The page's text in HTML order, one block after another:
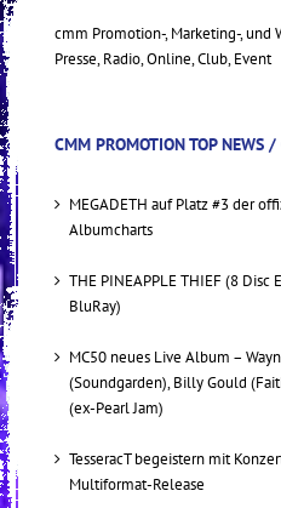
cmm Promotion-, Marketing-, und
Presse, Radio, Online, Club, Event
CMM PROMOTION TOP NEWS /
MEGADETH auf Platz #3 der
Albumcharts
THE PINEAPPLE THIEF (8
BluRay)
MC50 neues Live Album –
(Soundgarden), Billy Gould
(ex-Pearl Jam)
TesseracT begeistern mit
Multiformat-Release